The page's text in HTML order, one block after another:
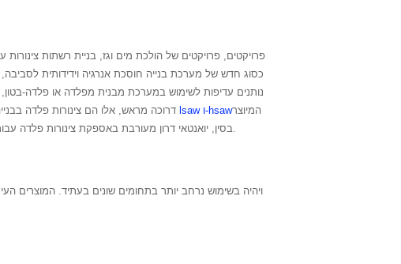
פרויקטים, פרויקטים של הולכת מים וגז, בניית רשתות צינורות
נותנים עדיפות לשימוש במערכת מבנית מפלדה או פלדה-
דרוכה מראש, אלו הם צינורות פלדה
צינורות lsaw ו-hsawהמיוצר
, ויהיה בשימוש נרחב יותר בתחומים שונים בעתיד. המוצרים